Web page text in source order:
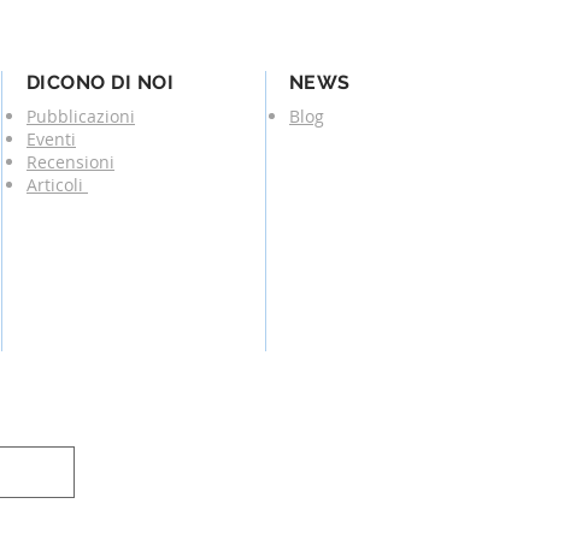
DICONO DI NOI
NEWS
Pubblicazioni
Eventi
Recensioni
Articoli
Blog